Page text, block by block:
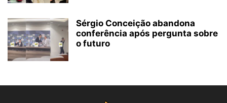
Sérgio Conceição abandona
conferência após pergunta sobre
o futuro